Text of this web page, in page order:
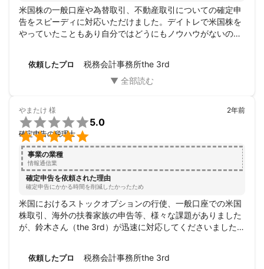
米国株の一般口座や為替取引、不動産取引についての確定申
告をスピーディに対応いただけました。デイトレで米国株を
やっていたこともあり自分ではどうにもノウハウがないので
りました。誠にありがとうございます。
依頼したプロ 税務会計事務所the 3rd
やまたけ 様


5.0
確定申告の税理士
2年前
事業の業種
情報通信業
確定申告を依頼された理由
確定申告にかかる時間を削減したかったため
米国におけるストックオプションの行使、一般口座での米国
株取引、海外の扶養家族の申告等、様々な課題がありました
が、鈴木さん（the 3rd）が迅速に対応してくださいました。
しています。
依頼したプロ 税務会計事務所the 3rd